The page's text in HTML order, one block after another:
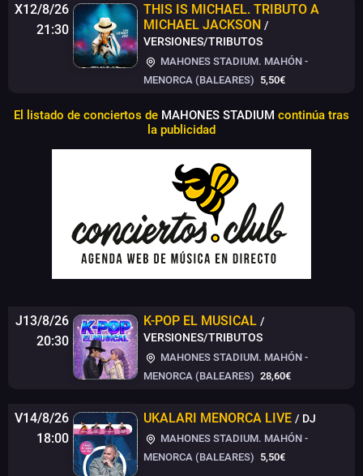
X12/8/26
21:30
THIS IS MICHAEL. TRIBUTO A
MICHAEL JACKSON /
VERSIONES/TRIBUTOS
MAHONES STADIUM. MAHÓN -
MENORCA (BALEARES) 5,50€
El listado de conciertos de MAHONES STADIUM continúa tras
la publicidad
J13/8/26
20:30
K-POP EL MUSICAL /
VERSIONES/TRIBUTOS
MAHONES STADIUM. MAHÓN -
MENORCA (BALEARES) 28,60€
V14/8/26
18:00
UKALARI MENORCA LIVE / DJ
MAHONES STADIUM. MAHÓN -
MENORCA (BALEARES) 5,50€